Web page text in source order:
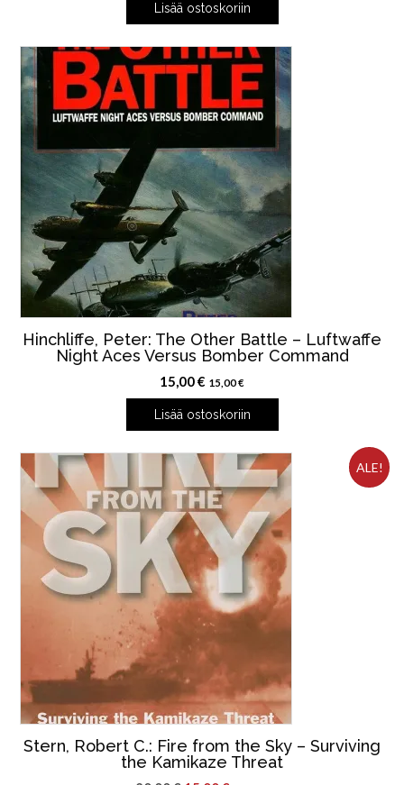
Lisää ostoskoriin
Hinchliffe, Peter: The Other Battle – Luftwaffe
Night Aces Versus Bomber Command
15,00€ 15,00€
Lisää ostoskoriin
ALE!
Stern, Robert C.: Fire from the Sky – Surviving
the Kamikaze Threat